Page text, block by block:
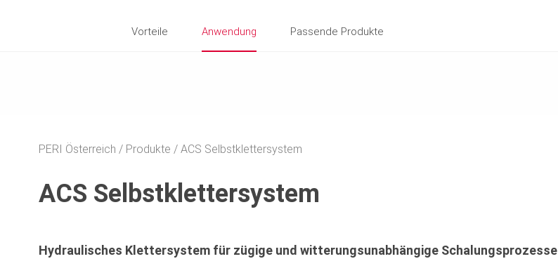
Vorteile Anwendung Passende Produkte
PERI Österreich Produkte ACS Selbstklettersystem
ACS Selbstklettersystem
Hydraulisches Klettersystem für zügige und witterungsunabhängige Schalungsprozesse